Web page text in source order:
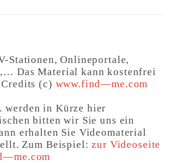
Stationen, Onlineportale,
Das Material kann kostenfrei
(c) www.find—me.com
in Kürze hier
bitten wir Sie uns ein
erhalten Sie Videomaterial
Zum Beispiel:zur Videoseite